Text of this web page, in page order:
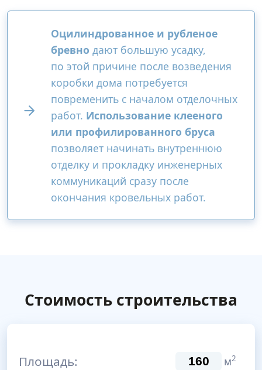
Оцилиндрованное и рубленое
бревно дают большую усадку,
по этой причине после возведения
коробки дома потребуется
повременить с началом отделочных
работ. Использование клееного
или профилированного бруса
позволяет начинать внутреннюю
отделку и прокладку инженерных
коммуникаций сразу после
окончания кровельных работ.
Стоимость строительства
Площадь: м2